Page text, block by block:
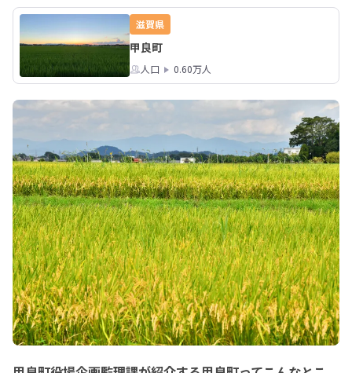
滋賀県
甲良町
人口 0.60万人